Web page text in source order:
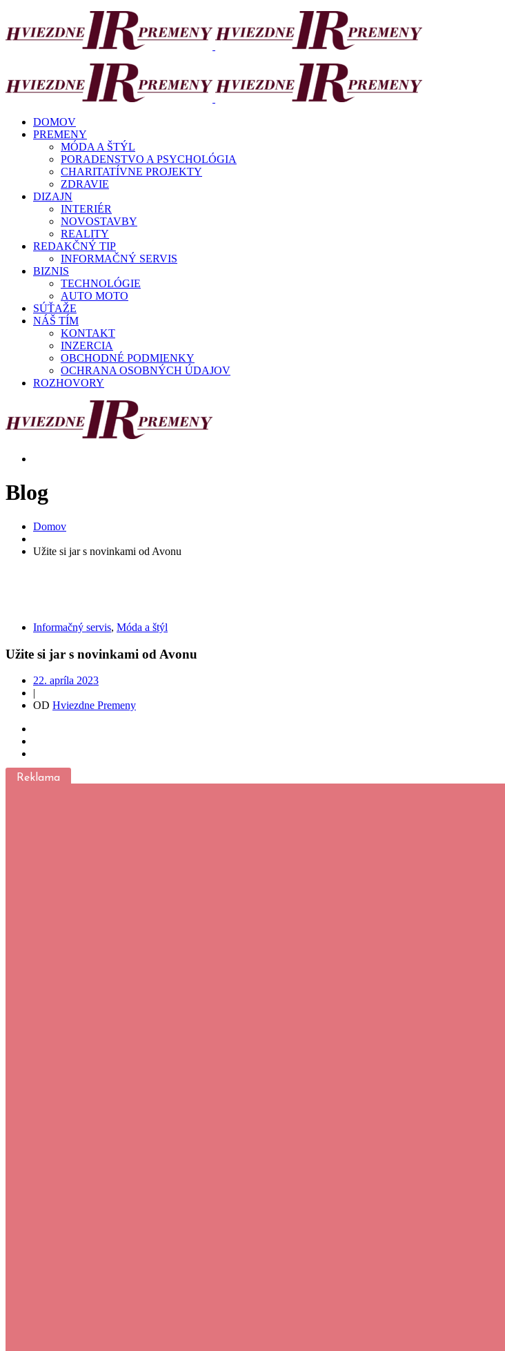
DOMOV
PREMENY
MÓDA A ŠTÝL
PORADENSTVO A PSYCHOLÓGIA
CHARITATÍVNE PROJEKTY
ZDRAVIE
DIZAJN
INTERIÉR
NOVOSTAVBY
REALITY
REDAKČNÝ TIP
INFORMAČNÝ SERVIS
BIZNIS
TECHNOLÓGIE
AUTO MOTO
SÚŤAŽE
NÁŠ TÍM
KONTAKT
INZERCIA
OBCHODNÉ PODMIENKY
OCHRANA OSOBNÝCH ÚDAJOV
ROZHOVORY
Blog
Domov
Užite si jar s novinkami od Avonu
Informačný servis, Móda a štýl
Užite si jar s novinkami od Avonu
22. apríla 2023
|
OD Hviezdne Premeny